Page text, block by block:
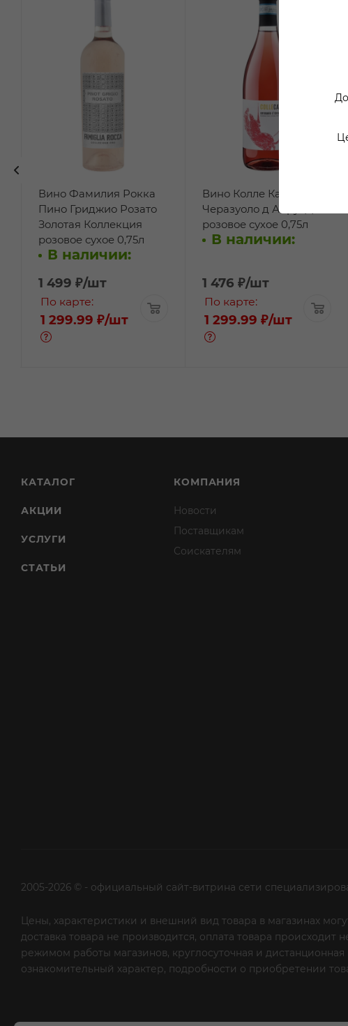
Вино Фамилия Рокка
Пино Гриджио Розато
Золотая Коллекция
розовое сухое 0,75л
В наличии:
1 499 ₽/шт
По карте:
1 299.99 ₽/шт
Вино Колле Кавальери
Черазуоло д Абруццо
розовое сухое 0,75л
В наличии:
1 476 ₽/шт
По карте:
1 299.99 ₽/шт
КАТАЛОГ
АКЦИИ
УСЛУГИ
СТАТЬИ
КОМПАНИЯ
Новости
Поставщикам
Соискателям
2005-2026 © - официальный сайт-витрина сети
Цены, характеристики и внешний вид товара в магазинах
доставка товара не производится, оплата товара
режимом работы магазинов, круглосуточная и
ознакомительный характер, подробности о приобретении